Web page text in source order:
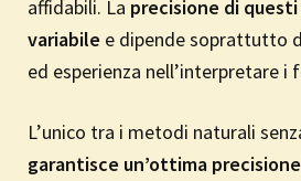
affidabili. La precisione di
variabile e dipende soprattutto
ed esperienza nell’interpretare i
L’unico tra i metodi naturali
garantisce un’ottima precisione